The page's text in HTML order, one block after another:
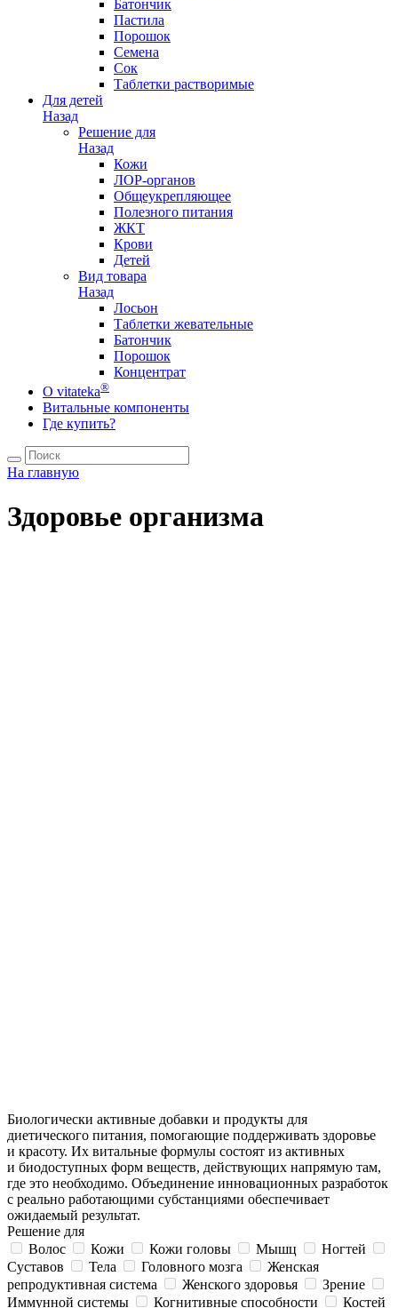
Батончик
Пастила
Порошок
Семена
Сок
Таблетки растворимые
Для детей
Назад
Решение для
Назад
Кожи
ЛОР-органов
Общеукрепляющее
Полезного питания
ЖКТ
Крови
Детей
Вид товара
Назад
Лосьон
Таблетки жевательные
Батончик
Порошок
Концентрат
О vitateka®
Витальные компоненты
Где купить?
На главную
Здоровье организма
Биологически активные добавки и продукты для
диетического питания, помогающие поддерживать здоровье
и красоту. Их витальные формулы состоят из активных
и биодоступных форм веществ, действующих напрямую там,
где это необходимо. Объединение инновационных разработок
с реально работающими субстанциями обеспечивает
ожидаемый результат.
Решение для
Волос
Кожи Кожи головы Мышц
Ногтей
Суставов
Тела Головного мозга
Женская
репродуктивная система
Женского здоровья
Зрение
Иммунной системы
Когнитивные способности Костей